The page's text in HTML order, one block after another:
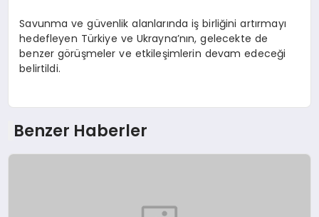
Savunma ve güvenlik alanlarında iş birliğini artırmayı
hedefleyen Türkiye ve Ukrayna’nın, gelecekte de
benzer görüşmeler ve etkileşimlerin devam edeceği
belirtildi.
Benzer Haberler